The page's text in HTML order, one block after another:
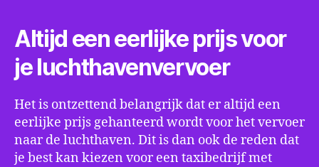
Altijd een eerlijke prijs voor
je luchthavenvervoer
Het is ontzettend belangrijk dat er altijd een
eerlijke prijs gehanteerd wordt voor het vervoer
naar de luchthaven. Dit is dan ook de reden dat
je best kan kiezen voor een taxibedrijf met